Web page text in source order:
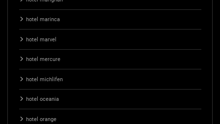
hotel marinca
hotel marvel
hotel mercure
hotel michlifen
hotel oceania
hotel orange